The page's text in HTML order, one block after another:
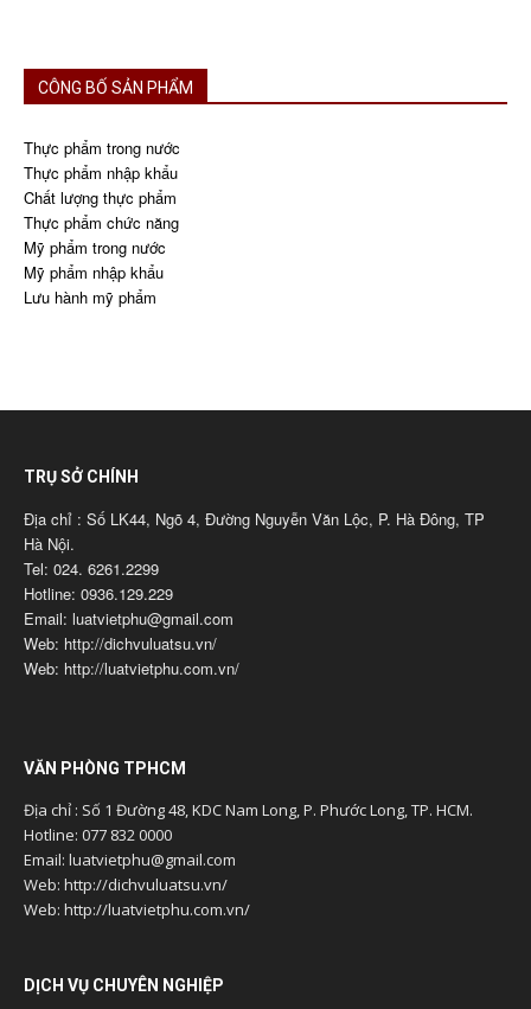
CÔNG BỐ SẢN PHẨM
Thực phẩm trong nước
Thực phẩm nhập khẩu
Chất lượng thực phẩm
Thực phẩm chức năng
Mỹ phẩm trong nước
Mỹ phẩm nhập khẩu
Lưu hành mỹ phẩm
TRỤ SỞ CHÍNH
Địa chỉ : Số LK44, Ngõ 4, Đường Nguyễn Văn Lộc, P. Hà Đông, TP
Hà Nội.
Tel: 024. 6261.2299
Hotline: 0936.129.229
Email: luatvietphu@gmail.com
Web: http://dichvuluatsu.vn/
Web: http://luatvietphu.com.vn/
VĂN PHÒNG TPHCM
Địa chỉ : Số 1 Đường 48, KDC Nam Long, P. Phước Long, TP. HCM.
Hotline: 077 832 0000
Email: luatvietphu@gmail.com
Web: http://dichvuluatsu.vn/
Web: http://luatvietphu.com.vn/
DỊCH VỤ CHUYÊN NGHIỆP